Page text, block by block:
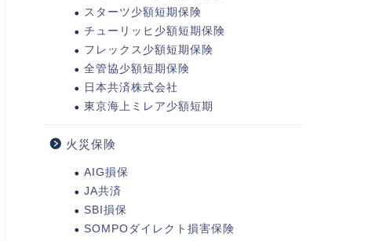
スターツ少額短期保険
チューリッヒ少額短期保険
フレックス少額短期保険
全管協少額短期保険
日本共済株式会社
東京海上ミレア少額短期
火災保険
AIG損保
JA共済
SBI損保
SOMPOダイレクト損害保険